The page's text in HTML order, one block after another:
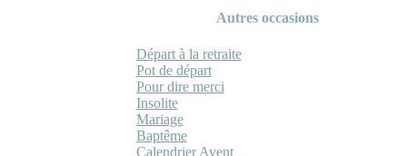
Autres occasions
Départ à la retraite
Pot de départ
Pour dire merci
Insolite
Mariage
Baptême
Calendrier Avent